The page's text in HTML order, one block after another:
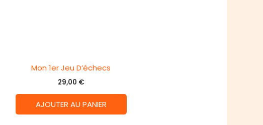
Mon 1er Jeu D’échecs
29,00 €
AJOUTER AU PANIER